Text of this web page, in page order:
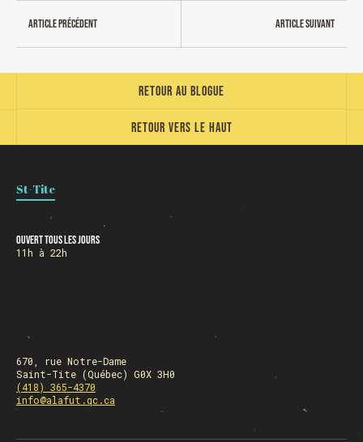
Article précédent Article suivant
Retour vers le haut
Retour au blogue
St-Tite
Ouvert tous les jours
11h à 22h
670, rue Notre-Dame
Saint-Tite (Québec) G0X 3H0
(418) 365-4370
info@alafut.qc.ca
FERMÉ 31 déc. et 01 janvier